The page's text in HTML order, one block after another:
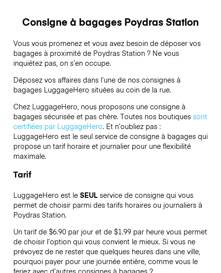
Consigne à bagages Poydras Station
Vous vous promenez et vous avez besoin de déposer vos
bagages à proximité de Poydras Station ? Ne vous
inquiétez pas, on s’en occupe.
Déposez vos affaires dans l’une de nos consignes à
bagages LuggageHero situées au coin de la rue.
Chez LuggageHero, nous proposons une consigne à
bagages sécurisée et pas chère. Toutes nos boutiques sont
certifiées par LuggageHero. Et n’oubliez pas :
LuggageHero est le seul service de consigne à bagages qui
propose un tarif horaire et journalier pour une flexibilité
maximale.
Tarif
LuggageHero est le SEULservice de consigne qui vous
permet de choisir parmi des tarifs horaires ou journaliers à
Poydras Station.
Un tarif de $6.90 par jour et de $1.99 par heure vous permet
de choisir l’option qui vous convient le mieux. Si vous ne
prévoyez de ne rester que quelques heures dans une ville,
pourquoi payer pour une journée entière, comme vous le
feriez avec d’autres consignes à bagages ?